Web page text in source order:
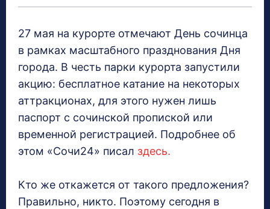
27 мая на курорте отмечают День сочинца
в рамках масштабного празднования Дня
города. В честь парки курорта запустили
акцию: бесплатное катание на некоторых
аттракционах, для этого нужен лишь
паспорт с сочинской пропиской или
временной регистрацией. Подробнее об
этом «Сочи24» писал здесь.
Кто же откажется от такого предложения?
Правильно, никто. Поэтому сегодня в